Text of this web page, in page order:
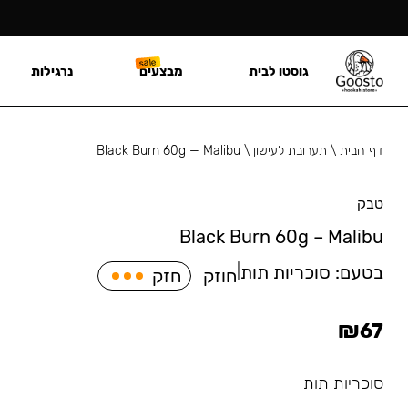
דף הבית\ תערובת לעישון \
Black Burn 60g — Malibu
טבק
Black Burn 60g – Malibu
בטעם: סוכריות תות חוזק חזק
₪67
סוכריות תות
גוסטו לבית מבצעים נרגילות